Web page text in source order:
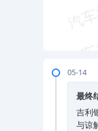
05-14
最终
吉利
与谅